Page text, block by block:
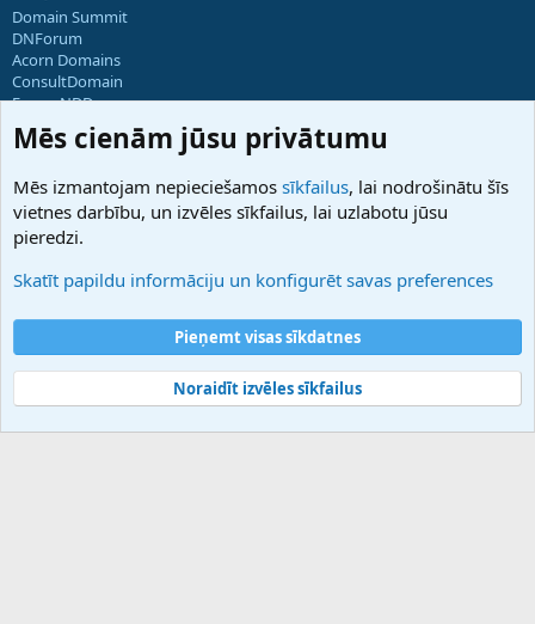
Domain Summit
DNForum
Acorn Domains
ConsultDomain
ForumNDD
Domainforum.ro
27.be
Hostmaria
Atbalsts
Palīdzība
Noteikumi un nosacījumi
Privātuma politika
Community platform by XenForo® © 2010-2025 XenForo Ltd.
Mēs cienām jūsu privātumu
Mēs izmantojam nepieciešamos sīkfailus, lai nodrošinātu šīs
vietnes darbību, un izvēles sīkfailus, lai uzlabotu jūsu
pieredzi.
Skatīt papildu informāciju un konfigurēt savas preferences
Pieņemt visas sīkdatnes
Noraidīt izvēles sīkfailus